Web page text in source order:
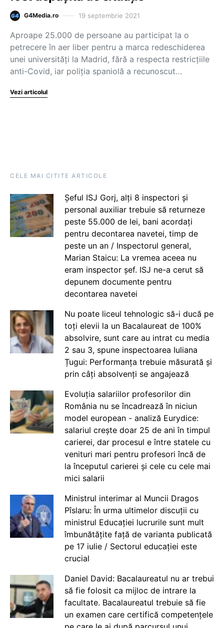
G4Media.ro 19 septembrie 2021
Aproape 25.000 de persoane au participat la o
petrecere în aer liber pentru a marca redeschiderea
unei universităţi la Madrid, fără a respecta restricţiile
anti-Covid, iar poliţia spaniolă a recunoscut…
Vezi articolul
CELE MAI CITITE ARTICOLE
Șeful ISJ Gorj, alți 8 inspectori și
personal auxiliar trebuie să returneze
peste 55.000 de lei, bani acordați
pentru decontarea navetei, timp de
peste un an / Inspectorul general,
Marian Staicu: La vremea aceea nu
eram inspector șef. ISJ ne-a cerut să
depunem documente pentru
decontarea navetei
Nu poate liceul tehnologic să-i ducă pe
toți elevii la un Bacalaureat de 100%
absolvire, sunt care au intrat cu media
2 sau 3, spune inspectoarea Iuliana
Țugui: Performanța trebuie măsurată și
prin câți absolvenți se angajează
Evoluția salariilor profesorilor din
România nu se încadrează în niciun
model european - analiză Eurydice:
salariul crește doar 25 de ani în timpul
carierei, dar procesul e între statele cu
venituri mari pentru profesori încă de
la începutul carierei și cele cu cele mai
mici salarii
Ministrul interimar al Muncii Dragos
Pîslaru: În urma ultimelor discuții cu
ministrul Educației lucrurile sunt mult
îmbunătățite față de varianta publicată
pe 17 iulie / Sectorul educației este
crucial
Daniel David: Bacalaureatul nu ar trebui
să fie folosit ca mijloc de intrare la
facultate. Bacalaureatul trebuie să fie
un examen care certifică competențele